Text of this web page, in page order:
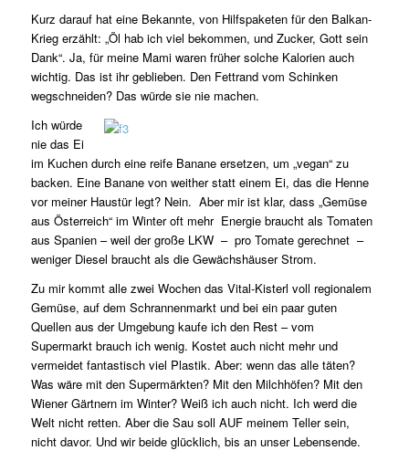
Kurz darauf hat eine Bekannte, von Hilfspaketen für den Balkan-
Krieg erzählt: „Öl hab ich viel bekommen, und Zucker, Gott sein
Dank“. Ja, für meine Mami waren früher solche Kalorien auch
wichtig. Das ist ihr geblieben. Den Fettrand vom Schinken
wegschneiden? Das würde sie nie machen.
Ich würde
nie das Ei
im Kuchen durch eine reife Banane ersetzen, um „vegan“ zu
backen. Eine Banane von weither statt einem Ei, das die Henne
vor meiner Haustür legt? Nein. Aber mir ist klar, dass „Gemüse
aus Österreich“ im Winter oft mehr Energie braucht als Tomaten
aus Spanien – weil der große LKW – pro Tomate gerechnet –
weniger Diesel braucht als die Gewächshäuser Strom.
Zu mir kommt alle zwei Wochen das Vital-Kisterl voll regionalem
Gemüse, auf dem Schrannenmarkt und bei ein paar guten
Quellen aus der Umgebung kaufe ich den Rest – vom
Supermarkt brauch ich wenig. Kostet auch nicht mehr und
vermeidet fantastisch viel Plastik. Aber: wenn das alle täten?
Was wäre mit den Supermärkten? Mit den Milchhöfen? Mit den
Wiener Gärtnern im Winter? Weiß ich auch nicht. Ich werd die
Welt nicht retten. Aber die Sau soll AUF meinem Teller sein,
nicht davor. Und wir beide glücklich, bis an unser Lebensende.